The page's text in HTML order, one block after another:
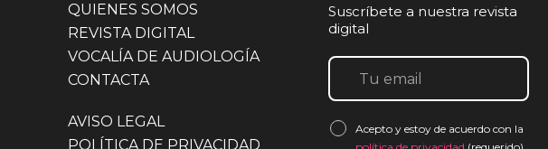
QUIENES SOMOS
REVISTA DIGITAL
VOCALÍA DE AUDIOLOGÍA
CONTACTA
AVISO LEGAL
POLÍTICA DE PRIVACIDAD
Suscríbete a nuestra revista
digital
Acepto y estoy de acuerdo con la